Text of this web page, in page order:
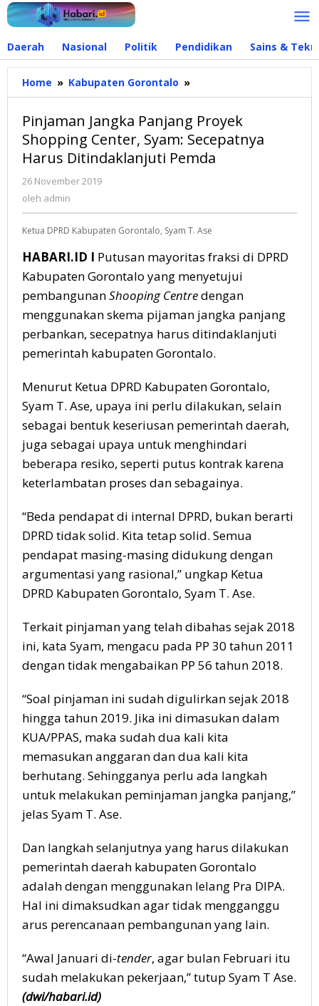
Lewati
ke
Daerah Nasional Politik Pendidikan Sains &
Home » Kabupaten Gorontalo »
Jangka
Proyek
Shopping
Center,
Ditindaklanjuti
Pemda
Pinjaman Jangka Panjang Proyek
Shopping Center, Syam: Secepatnya
Harus Ditindaklanjuti Pemda
26 November 2019
oleh admin
Ketua DPRD Kabupaten Gorontalo, Syam T. Ase
HABARI.ID I Putusan mayoritas fraksi di DPRD
Kabupaten Gorontalo yang menyetujui
pembangunanShooping Centredengan
menggunakan skema pijaman jangka panjang
perbankan, secepatnya harus ditindaklanjuti
pemerintah kabupaten Gorontalo.
Menurut Ketua DPRD Kabupaten Gorontalo,
Syam T. Ase, upaya ini perlu dilakukan, selain
sebagai bentuk keseriusan pemerintah daerah,
juga sebagai upaya untuk menghindari
beberapa resiko, seperti putus kontrak karena
keterlambatan proses dan sebagainya.
“Beda pendapat di internal DPRD, bukan berarti
DPRD tidak solid. Kita tetap solid. Semua
pendapat masing-masing didukung dengan
argumentasi yang rasional,” ungkap Ketua
DPRD Kabupaten Gorontalo, Syam T. Ase.
Terkait pinjaman yang telah dibahas sejak 2018
ini, kata Syam, mengacu pada PP 30 tahun 2011
dengan tidak mengabaikan PP 56 tahun 2018.
“Soal pinjaman ini sudah digulirkan sejak 2018
hingga tahun 2019. Jika ini dimasukan dalam
KUA/PPAS, maka sudah dua kali kita
memasukan anggaran dan dua kali kita
berhutang. Sehingganya perlu ada langkah
untuk melakukan peminjaman jangka panjang,”
jelas Syam T. Ase.
Dan langkah selanjutnya yang harus dilakukan
pemerintah daerah kabupaten Gorontalo
adalah dengan menggunakan lelang Pra DIPA.
Hal ini dimaksudkan agar tidak mengganggu
arus perencanaan pembangunan yang lain.
“Awal Januari di-tender, agar bulan Februari itu
sudah melakukan pekerjaan,” tutup Syam T Ase.
(dwi/habari.id)